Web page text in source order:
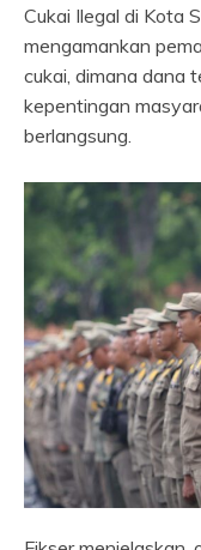
Cukai Ilegal di Kota
mengamankan
cukai, dimana dana
kepentingan
berlangsung.